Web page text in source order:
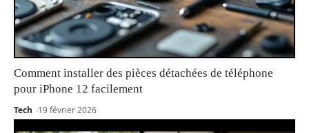
Comment installer des pièces détachées de téléphone
pour iPhone 12 facilement
Tech 19 février 2026